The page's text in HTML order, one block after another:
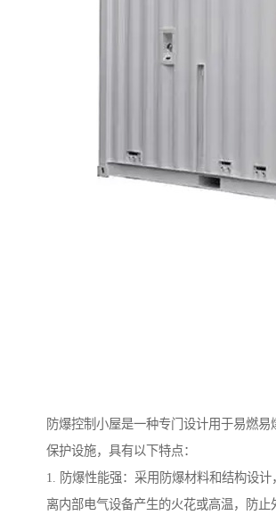
防爆控制小屋是一种专门设计用于易燃易
保护设施，具有以下特点：
1. 防爆性能强：采用防爆材料和结构设计
离内部电气设备产生的火花或高温，防止